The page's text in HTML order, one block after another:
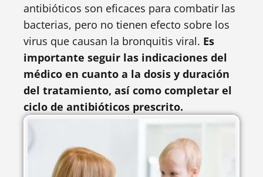
antibióticos son eficaces para combatir las
bacterias, pero no tienen efecto sobre los
virus que causan la bronquitis viral. Es
importante seguir las indicaciones del
médico en cuanto a la dosis y duración
del tratamiento, así como completar el
ciclo de antibióticos prescrito.